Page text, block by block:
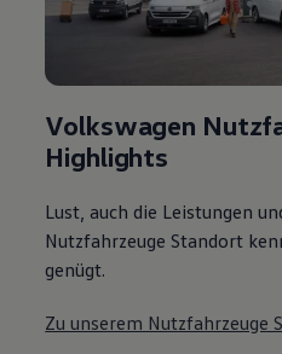
Volkswagen
Highlights
Lust, auch die Leistungen
Nutzfahrzeuge Standort
genügt.
Zu unserem Nutzfahrzeuge